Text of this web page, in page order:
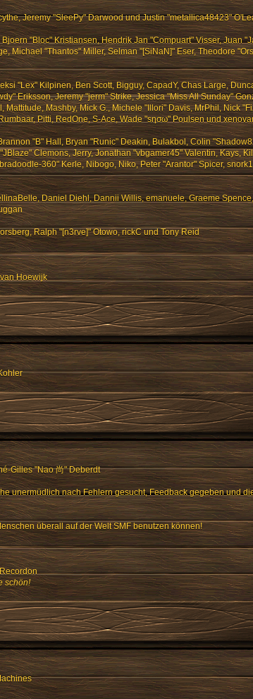
Jeremy "SleePy" Darwood und Justin "metallica48423"
"Bloc" Kristiansen, Hendrik Jan "Compuart" Visser, Juan
Michael "Thantos" Miller, Selman "[SiNaN]" Eser, Theodore
"Lex" Kilpinen, Ben Scott, Bigguy, CapadY, Chas Large,
Eriksson, Jeremy "jerm" Strike, Jessica "Miss All Sunday"
Mattitude, Mashby, Mick G., Michele "Illori" Davis, MrPhil, Nick
Pitti, RedOne, S-Ace, Wade "sησω" Poulsen und
"B" Hall, Bryan "Runic" Deakin, Bulakbol, Colin
Clemons, Jerry, Jonathan "vbgamer45" Valentin, Kays,
360" Kerle, Nibogo, Niko, Peter "Arantor" Spicer,
Daniel Diehl, Dannii Willis, emanuele, Graeme
Ralph "[n3rve]" Otowo, rickC und Tony Reid
Hoewijk
Gilles "Nao 尚" Deberdt
unermüdlich nach Fehlern gesucht, Feedback gegeben und
überall auf der Welt SMF benutzen können!
schön!